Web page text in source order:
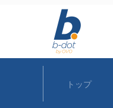
トップ